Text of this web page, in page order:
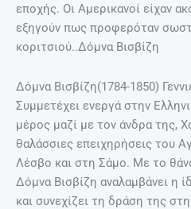
εποχής. Οι Αμερικανοί είχαν
εξηγούν πως προφερόταν
κοριτσιού..Δόμνα Βισβίζη
Δόμνα Βισβίζη(1784-1850)
Συμμετέχει ενεργά στην
μέρος μαζί με τον άνδρα της,
θαλάσσιες επειχηρήσεις του
Λέσβο και στη Σάμο. Με το
Δόμνα Βισβίζη αναλαμβάνει η
και συνεχίζει τη δράση της